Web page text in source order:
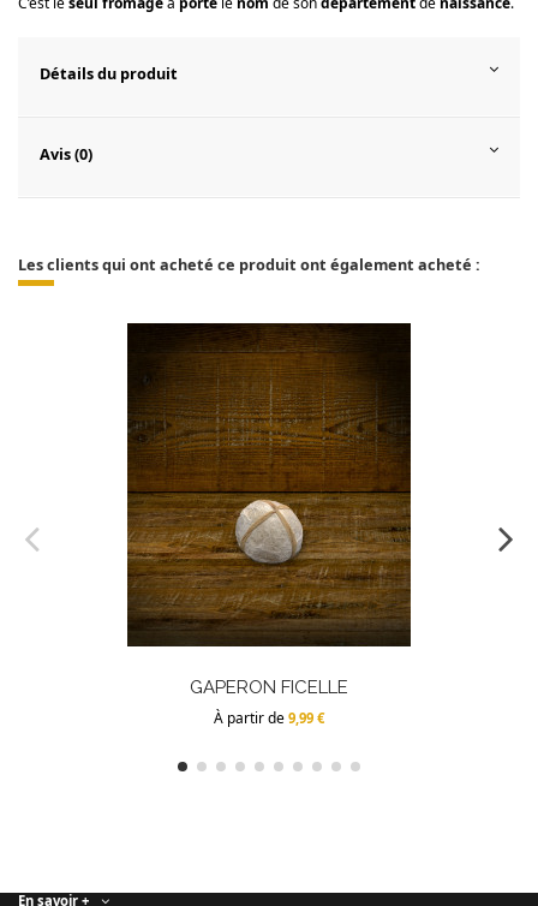
Détails du produit
Avis (0)
Les clients qui ont acheté ce produit ont également acheté :
GAPERON FICELLE
À partir de 9,99 €
En savoir +